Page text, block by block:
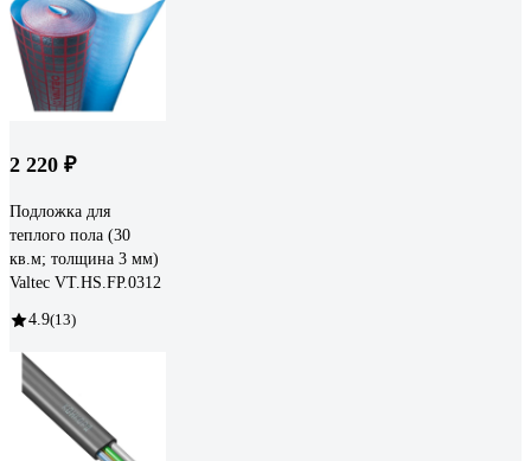
2 220 ₽
Подложка для
теплого пола (30
кв.м; толщина 3 мм)
Valtec VT.HS.FP.0312
4.9(13)